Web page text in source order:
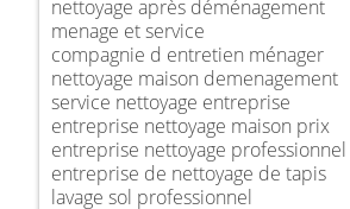
nettoyage après déménagement
menage et service
compagnie d entretien ménager
nettoyage maison demenagement
service nettoyage entreprise
entreprise nettoyage maison prix
entreprise nettoyage professionnel
entreprise de nettoyage de tapis
lavage sol professionnel